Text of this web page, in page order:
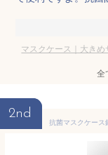
マスクケース｜大き
全
2nd